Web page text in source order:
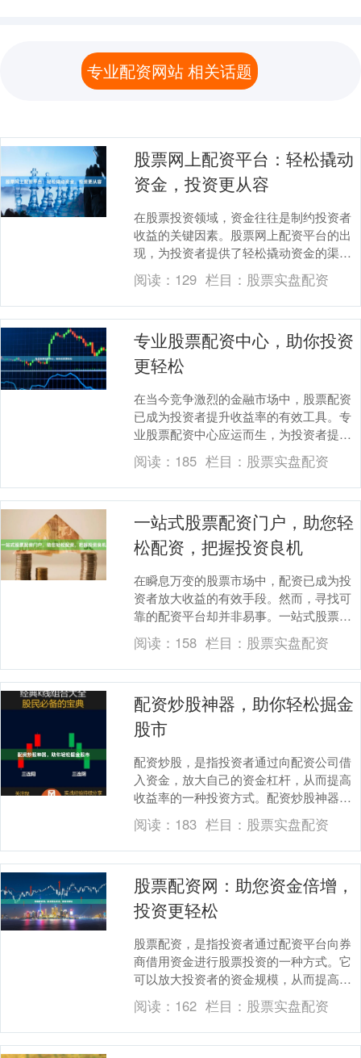
专业配资网站 相关话题
股票网上配资平台：轻松撬动
资金，投资更从容
在股票投资领域，资金往往是制约投资者
收益的关键因素。股票网上配资平台的出
现，为投资者提供了轻松撬动资金的渠
道，让投资变得更加从容。 股票网上配资
平台是一种提供杠....
阅读： 129 栏目： 股票实盘配资
专业股票配资中心，助你投资
更轻松
在当今竞争激烈的金融市场中，股票配资
已成为投资者提升收益率的有效工具。专
业股票配资中心应运而生，为投资者提供
安全、便捷的配资服务。 股票配资是指投
资者通过借入资....
阅读： 185 栏目： 股票实盘配资
一站式股票配资门户，助您轻
松配资，把握投资良机
在瞬息万变的股票市场中，配资已成为投
资者放大收益的有效手段。然而，寻找可
靠的配资平台却并非易事。一站式股票配
资门户应运而生，为投资者提供便捷、安
全的配资服务。 ....
阅读： 158 栏目： 股票实盘配资
配资炒股神器，助你轻松掘金
股市
配资炒股，是指投资者通过向配资公司借
入资金，放大自己的资金杠杆，从而提高
收益率的一种投资方式。配资炒股神器，
正是为投资者提供配资服务的平台，帮助
他们轻松掘金股市....
阅读： 183 栏目： 股票实盘配资
股票配资网：助您资金倍增，
投资更轻松
股票配资，是指投资者通过配资平台向券
商借用资金进行股票投资的一种方式。它
可以放大投资者的资金规模，从而提高投
资收益。 股票配资网是提供股票配资服务
的平台。它通过....
阅读： 162 栏目： 股票实盘配资